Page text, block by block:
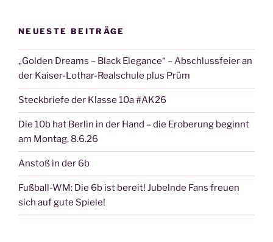
NEUESTE BEITRÄGE
„Golden Dreams – Black Elegance“ – Abschlussfeier an
der Kaiser-Lothar-Realschule plus Prüm
Steckbriefe der Klasse 10a #AK26
Die 10b hat Berlin in der Hand – die Eroberung beginnt
am Montag, 8.6.26
Anstoß in der 6b
Fußball-WM: Die 6b ist bereit! Jubelnde Fans freuen
sich auf gute Spiele!